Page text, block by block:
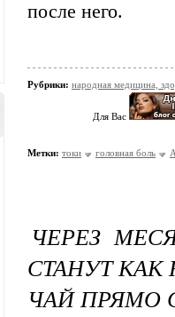
после него.
Рубрики: народная медицина,
Для Вас
Метки: токи головная боль
ЧЕРЕЗ
СТАНУТ
ЧАЙ ПРЯМО